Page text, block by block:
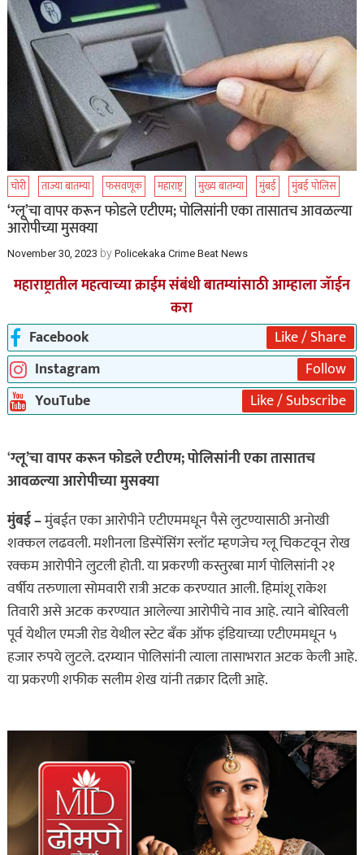
चोरी ताज्या बातम्या फसवणूक महाराष्ट्र मुख्य बातम्या मुंबई मुंबई पोलिस
‘ग्लू’चा वापर करून फोडले एटीएम; पोलिसांनी एका तासातच आवळल्या
आरोपीच्या मुसक्या
November 30, 2023 by Policekaka Crime Beat News
महाराष्ट्रातील महत्वाच्या क्राईम संबंधी बातम्यांसाठी आम्हाला जॅाईन
करा
Facebook
Like / Share
Instagram
Follow
YouTube
Like / Subscribe
‘ग्लू’चा वापर करून फोडले एटीएम; पोलिसांनी एका तासातच
आवळल्या आरोपीच्या मुसक्या
मुंबई –मुंबईत एका आरोपीने एटीएममधून पैसे लुटण्यासाठी अनोखी
शक्कल लढवली. मशीनला डिस्पेंसिंग स्लॉट म्हणजेच ग्लू चिकटवून रोख
रक्कम आरोपीने लुटली होती. या प्रकरणी कस्तुरबा मार्ग पोलिसांनी २१
वर्षीय तरुणाला सोमवारी रात्री अटक करण्यात आली. हिमांशू राकेश
तिवारी असे अटक करण्यात आलेल्या आरोपीचे नाव आहे. त्याने बोरिवली
पूर्व येथील एमजी रोड येथील स्टेट बँक ऑफ इंडियाच्या एटीएममधून ५
हजार रुपये लुटले. दरम्यान पोलिसांनी त्याला तासाभरात अटक केली आहे.
या प्रकरणी शफीक सलीम शेख यांनी तक्रार दिली आहे.